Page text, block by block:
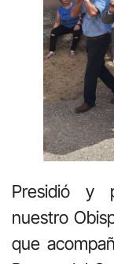
Presidió y
nuestro
que